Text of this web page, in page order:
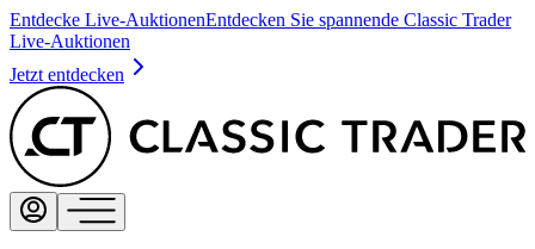
Entdecke Live-AuktionenEntdecken Sie spannende Classic Trader
Live-Auktionen
Jetzt entdecken